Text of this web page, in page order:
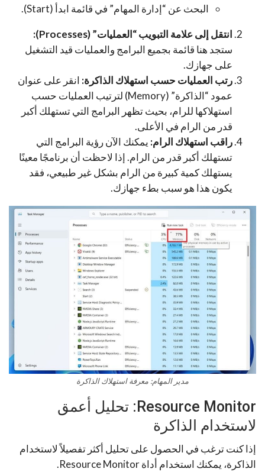
البحث عن “إدارة المهام” في قائمة ابدأ (Start).
انتقل إلى علامة التبويب “العمليات” (Processes):
ستجد هنا قائمة بجميع البرامج والعمليات قيد التشغيل
على جهازك.
رتب العمليات حسب استهلاك الذاكرة: انقر على عنوان
عمود “الذاكرة” (Memory) لترتيب العمليات حسب
استهلاكها للرام، بحيث تظهر البرامج التي تستهلك أكبر
قدر من الرام في الأعلى.
راقب استهلاك الرام: يمكنك الآن رؤية البرامج التي
تستهلك أكبر قدر من الرام. إذا لاحظت أن برنامجًا معينًا
يستهلك كمية كبيرة من الرام بشكل غير طبيعي، فقد
يكون هذا هو سبب بطء جهازك.
مدير المهام: معرفة استهلاك الذاكرة
Resource Monitor: تحليل أعمق
لاستخدام الذاكرة
إذا كنت ترغب في الحصول على تحليل أكثر تفصيلاً لاستخدام
الذاكرة، يمكنك استخدام أداة Resource Monitor.